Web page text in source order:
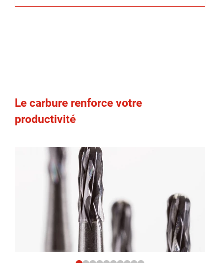
Le carbure renforce votre
productivité